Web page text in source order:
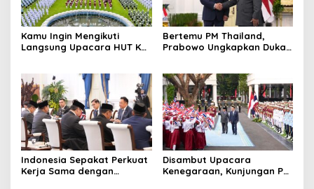
Kamu Ingin Mengikuti
Langsung Upacara HUT Ke-
Pendaftaran Resminya di
Sini
Bertemu PM Thailand,
Prabowo Ungkapkan Duka
Raja Thailand
Indonesia Sepakat Perkuat
Kerja Sama dengan
Disambut Upacara
Kenegaraan, Kunjungan PM